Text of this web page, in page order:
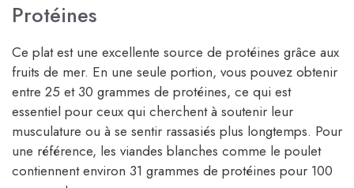
Protéines
Ce plat est une excellente source de protéines grâce aux
fruits de mer. En une seule portion, vous pouvez obtenir
entre 25 et 30 grammes de protéines, ce qui est
essentiel pour ceux qui cherchent à soutenir leur
musculature ou à se sentir rassasiés plus longtemps. Pour
une référence, les viandes blanches comme le poulet
contiennent environ 31 grammes de protéines pour 100